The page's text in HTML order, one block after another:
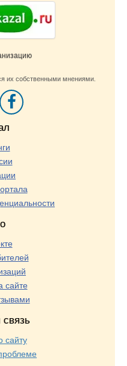
их собственными мнениями.
сайте
сайту